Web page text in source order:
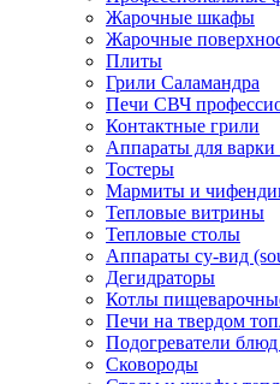
Жарочные шкафы
Жарочные
Плиты
Грили Саламандра
Печи СВЧ
Контактные грили
Аппараты для варки
Тостеры
Мармиты и
Тепловые витрины
Тепловые столы
Аппараты су-вид
Дегидраторы
Котлы
Печи на твердом
Подогреватели
Сковороды